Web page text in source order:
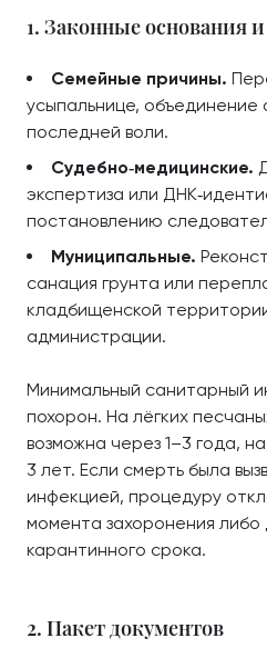
1. Законные основания
Семейные причины.
усыпальнице, объединение
последней воли.
Судебно‑медицинские.
экспертиза или
постановлению
Муниципальные.
санация грунта или
кладбищенской
администрации.
Минимальный санитарный
похорон. На лёгких
возможна через 1–3 года,
3 лет. Если смерть была
инфекцией, процедуру
момента захоронения либо
карантинного срока.
2. Пакет документов